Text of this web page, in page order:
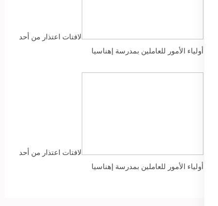
لافتات اعتذار من أحد
أولياء الأمور للعاملين بمدرسة إهناسيا
لافتات اعتذار من أحد
أولياء الأمور للعاملين بمدرسة إهناسيا